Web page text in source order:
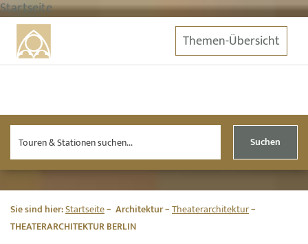
Startseite
Themen-Übersicht
Suchen
Sie sind hier:Startseite Architektur Theaterarchitektur
THEATERARCHITEKTUR BERLIN